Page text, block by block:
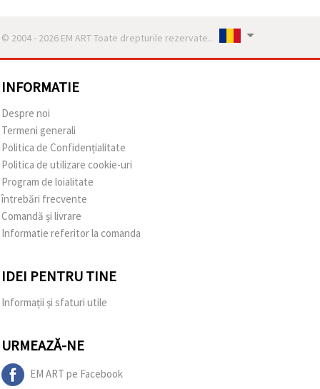
© 2004 - 2026 EM ART Toate drepturile rezervate..
INFORMATIE
Despre noi
Termeni generali
Politica de Confidențialitate
Politica de utilizare cookie-uri
Program de loialitate
întrebări frecvente
Comandă și livrare
Informatie referitor la comanda
IDEI PENTRU TINE
Informații și sfaturi utile
URMEAZĂ-NE
EM ART pe Facebook